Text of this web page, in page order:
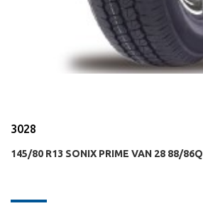
3028
145/80 R13 SONIX PRIME VAN 28 88/86Q